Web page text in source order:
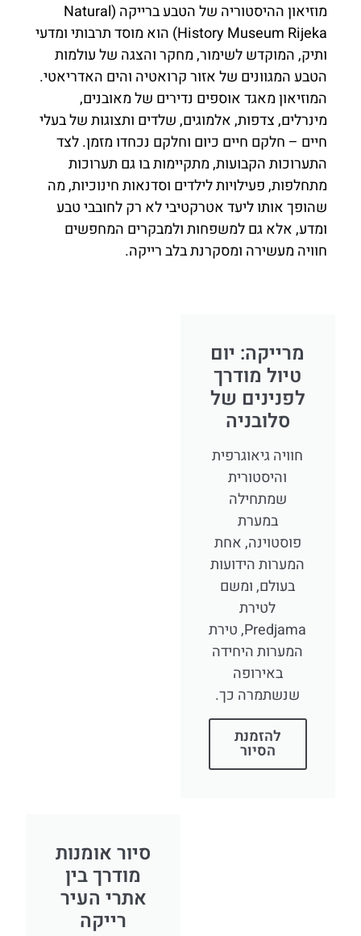
מוזיאון ההיסטוריה של הטבע ברייקה (Natural
History Museum Rijeka) הוא מוסד תרבותי ומדעי
ותיק, המוקדש לשימור, מחקר והצגה של עולמות
הטבע המגוונים של אזור קרואטיה והים האדריאטי.
המוזיאון מאגד אוספים נדירים של מאובנים,
מינרלים, צדפות, אלמוגים, שלדים ותצוגות של בעלי
חיים – חלקם חיים כיום וחלקם נכחדו מזמן. לצד
התערוכות הקבועות, מתקיימות בו גם תערוכות
מתחלפות, פעילויות לילדים וסדנאות חינוכיות, מה
שהופך אותו ליעד אטרקטיבי לא רק לחובבי טבע
ומדע, אלא גם למשפחות ולמבקרים המחפשים
חוויה מעשירה ומסקרנת בלב רייקה.
מרייקה: יום
טיול מודרך
לפנינים של
סלובניה
חוויה גיאוגרפית
והיסטורית
שמתחילה
במערת
פוסטוינה, אחת
המערות הידועות
בעולם, ומשם
לטירת
Predjama, טירת
המערות היחידה
באירופה
שנשתמרה כך.
להזמנת
הסיור
סיור אומנות
מודרך בין
אתרי העיר
רייקה